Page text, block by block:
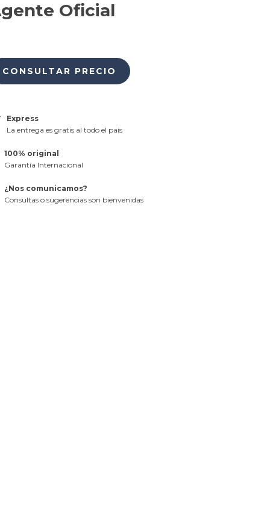
Oficial
Express
La entrega es gratis al todo el país
100% original
Garantía Internacional
¿Nos comunicamos?
Consultas o sugerencias son bienvenidas